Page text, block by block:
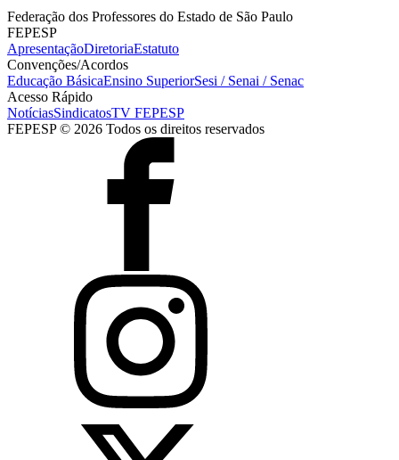
Federação dos Professores do Estado de São Paulo
FEPESP
ApresentaçãoDiretoriaEstatuto
Convenções/Acordos
Educação BásicaEnsino SuperiorSesi / Senai / Senac
Acesso Rápido
NotíciasSindicatosTV FEPESP
FEPESP © 2026 Todos os direitos reservados